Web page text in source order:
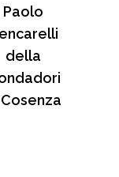
Paolo
della